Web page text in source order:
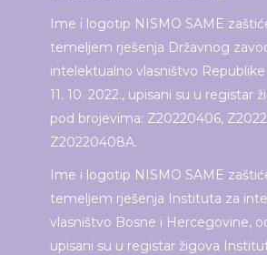
Ime i logotip NISMO SAME
temeljem rješenja Državnog
intelektualno vlasništvo
11. 10. 2022., upisani su u registar
pod brojevima: Z20220406,
Z20220408A.
Ime i logotip NISMO SAME
temeljem rješenja Instituta za
vlasništvo Bosne i Hercegovine,
upisani su u registar žigova